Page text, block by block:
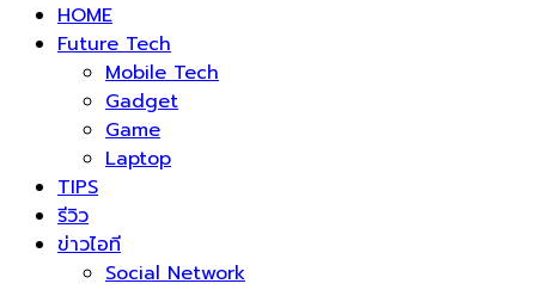
HOME
Future Tech
Mobile Tech
Gadget
Game
Laptop
TIPS
รีวิว
ข่าวไอที
Social Network